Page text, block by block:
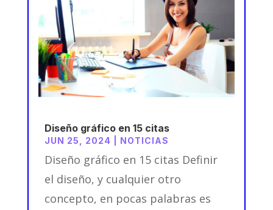
Diseño gráfico en 15 citas
JUN 25, 2024 NOTICIAS
Diseño gráfico en 15 citas Definir
el diseño, y cualquier otro
concepto, en pocas palabras es